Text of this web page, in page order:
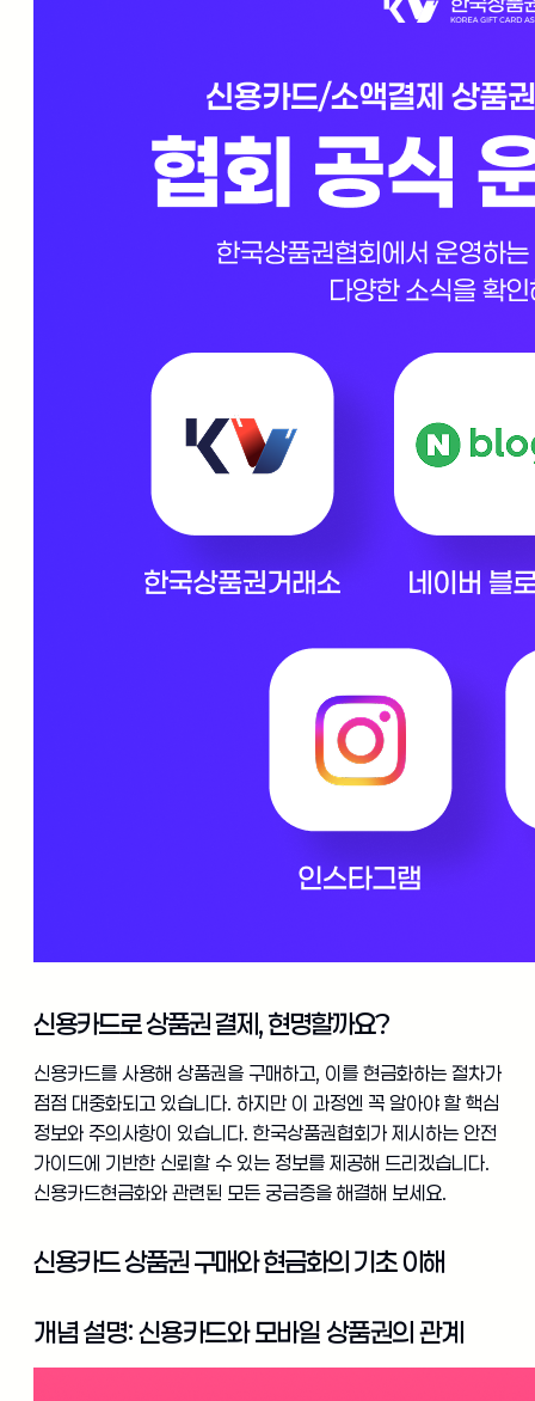
신용카드로 상품권 결제, 현명할까요?
신용카드를 사용해 상품권을 구매하고, 이를 현금화하는 절차가
점점 대중화되고 있습니다. 하지만 이 과정엔 꼭 알아야 할 핵심
정보와 주의사항이 있습니다. 한국상품권협회가 제시하는 안전
가이드에 기반한 신뢰할 수 있는 정보를 제공해 드리겠습니다.
신용카드현금화와 관련된 모든 궁금증을 해결해 보세요.
신용카드 상품권 구매와 현금화의 기초 이해
개념 설명: 신용카드와 모바일 상품권의 관계